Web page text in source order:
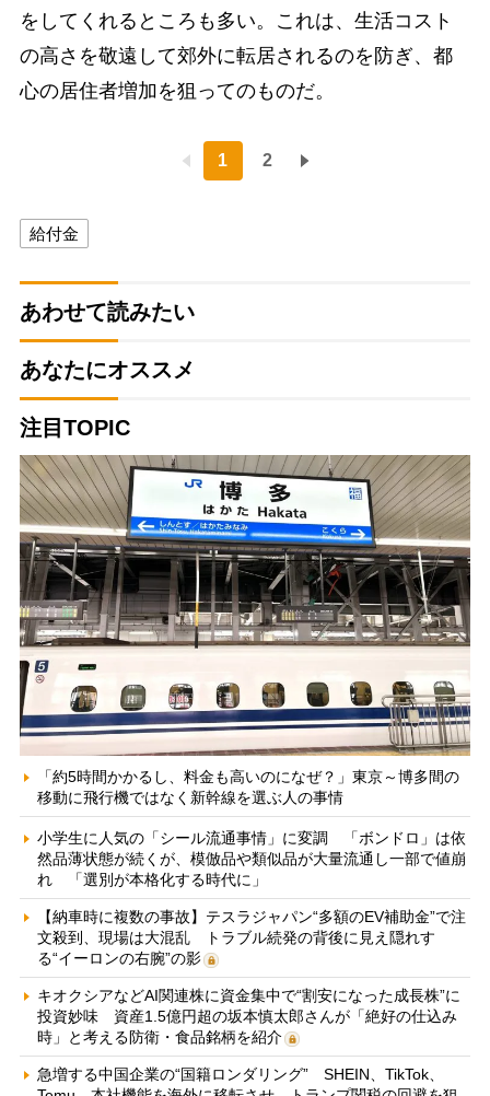
をしてくれるところも多い。これは、生活コスト
の高さを敬遠して郊外に転居されるのを防ぎ、都
心の居住者増加を狙ってのものだ。
1 2
給付金
あわせて読みたい
あなたにオススメ
注目TOPIC
「約5時間かかるし、料金も高いのになぜ？」東京～博多間の
移動に飛行機ではなく新幹線を選ぶ人の事情
小学生に人気の「シール流通事情」に変調 「ボンドロ」は依
然品薄状態が続くが、模倣品や類似品が大量流通し一部で値崩
れ 「選別が本格化する時代に」
【納車時に複数の事故】テスラジャパン“多額のEV補助金”で注
文殺到、現場は大混乱 トラブル続発の背後に見え隠れす
る“イーロンの右腕”の影
キオクシアなどAI関連株に資金集中で“割安になった成長株”に
投資妙味 資産1.5億円超の坂本慎太郎さんが「絶好の仕込み
時」と考える防衛・食品銘柄を紹介
急増する中国企業の“国籍ロンダリング” SHEIN、TikTok、